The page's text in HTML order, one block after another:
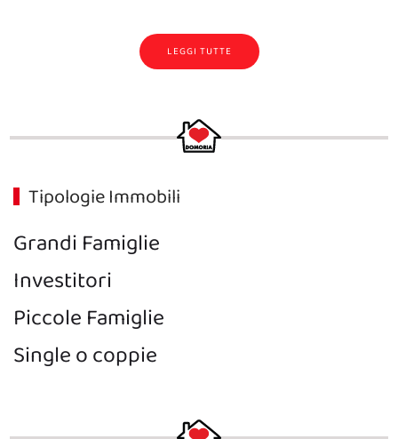
LEGGI TUTTE
Tipologie Immobili
Grandi Famiglie
Investitori
Piccole Famiglie
Single o coppie